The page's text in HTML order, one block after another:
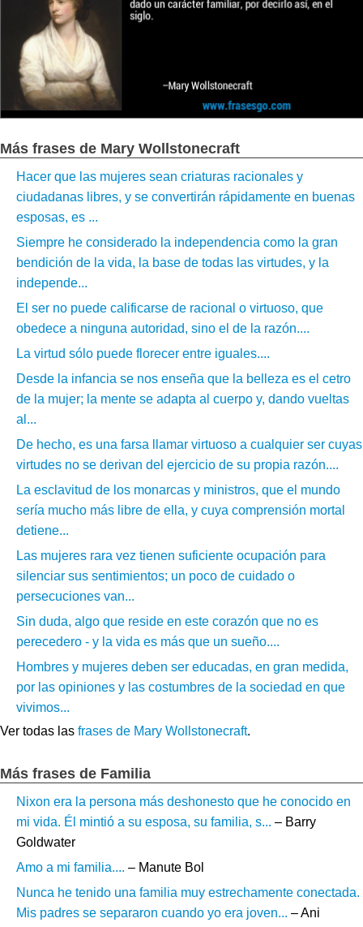
Más frases de Mary Wollstonecraft
Hacer que las mujeres sean criaturas racionales y
ciudadanas libres, y se convertirán rápidamente en buenas
esposas, es ...
Siempre he considerado la independencia como la gran
bendición de la vida, la base de todas las virtudes, y la
independe...
El ser no puede calificarse de racional o virtuoso, que
obedece a ninguna autoridad, sino el de la razón....
La virtud sólo puede florecer entre iguales....
Desde la infancia se nos enseña que la belleza es el cetro
de la mujer; la mente se adapta al cuerpo y, dando vueltas
al...
De hecho, es una farsa llamar virtuoso a cualquier ser cuyas
virtudes no se derivan del ejercicio de su propia razón....
La esclavitud de los monarcas y ministros, que el mundo
sería mucho más libre de ella, y cuya comprensión mortal
detiene...
Las mujeres rara vez tienen suficiente ocupación para
silenciar sus sentimientos; un poco de cuidado o
persecuciones van...
Sin duda, algo que reside en este corazón que no es
perecedero - y la vida es más que un sueño....
Hombres y mujeres deben ser educadas, en gran medida,
por las opiniones y las costumbres de la sociedad en que
vivimos...
Ver todas las frases de Mary Wollstonecraft.
Más frases de Familia
Nixon era la persona más deshonesto que he conocido en
mi vida. Él mintió a su esposa, su familia, s... – Barry
Goldwater
Amo a mi familia.... – Manute Bol
Nunca he tenido una familia muy estrechamente conectada.
Mis padres se separaron cuando yo era joven... – Ani